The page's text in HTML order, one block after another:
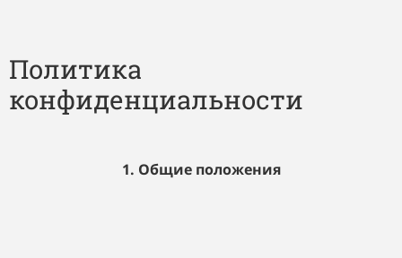
Политика
конфиденциальности
1. Общие положения